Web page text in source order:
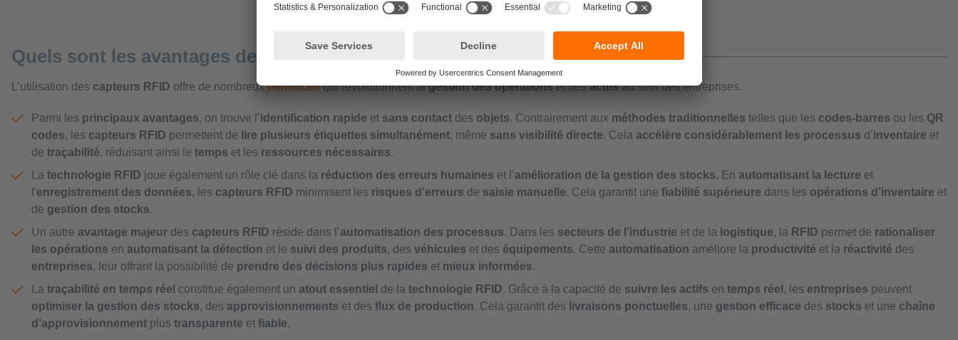
Quels sont les avantages des capteurs RFID ?
L’utilisation des capteurs RFID offre de nombreuxbénéfices qui révolutionnent lagestion des opérationset desactifsau sein des entreprises.
Parmi les principaux avantages, on trouve l’identification rapide et sans contact des objets. Contrairement aux méthodes traditionnelles telles que les codes-barres ou les QR
codes, les capteurs RFID permettent de lire plusieurs étiquettes simultanément, même sans visibilité directe. Cela accélère considérablement les processus d’inventaire et
de traçabilité, réduisant ainsi le temps et les ressources nécessaires.
La technologie RFID joue également un rôle clé dans la réduction des erreurs humaines et l’amélioration de la gestion des stocks. En automatisant la lecture et
l'enregistrement des données, les capteurs RFID minimisent les risques d'erreurs de saisie manuelle. Cela garantit une fiabilité supérieure dans les opérations d'inventaire et
de gestion des stocks.
Un autre avantage majeur des capteurs RFID réside dans l’automatisation des processus. Dans les secteurs de l’industrie et de la logistique, la RFID permet de rationaliser
les opérations en automatisant la détection et le suivi des produits, des véhicules et des équipements. Cette automatisation améliore la productivité et la réactivité des
entreprises, leur offrant la possibilité de prendre des décisions plus rapides et mieux informées.
La traçabilité en temps réel constitue également un atout essentiel de la technologie RFID. Grâce à la capacité de suivre les actifs en temps réel , les entreprises peuvent
optimiser la gestion des stocks, des approvisionnements et des flux de production. Cela garantit des livraisons ponctuelles, une gestion efficace des stocks et une chaîne
d’approvisionnement plus transparente et fiable.